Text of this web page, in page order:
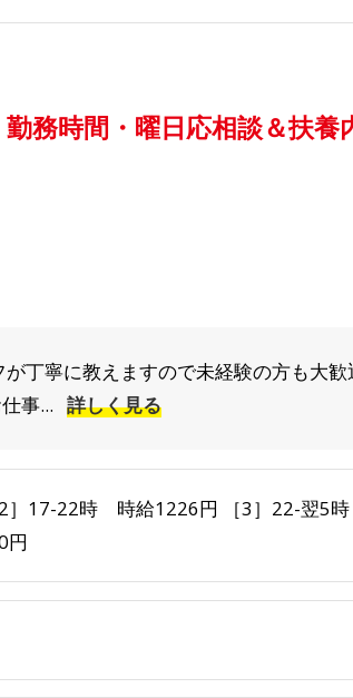
勤務時間・曜日応相談＆扶
丁寧に教えますので未経験の方も大
事... 詳しく見る
］17-22時 時給1226円 ［3］22-翌5
円